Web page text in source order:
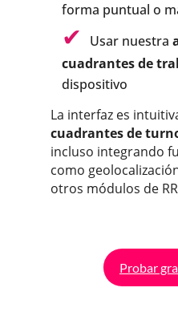
forma puntual o
Usar nuestra
cuadrantes de
dispositivo
La interfaz es
cuadrantes de
incluso integrando
como
otros módulos de
Probar